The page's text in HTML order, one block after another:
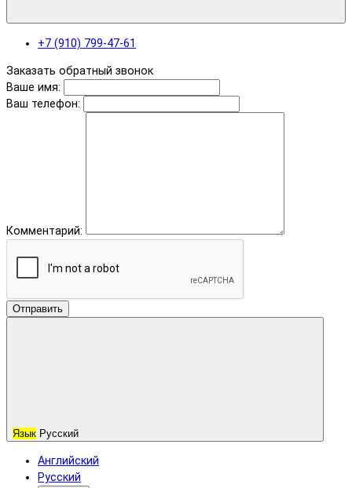
+7 (910) 799-47-61
Заказать обратный звонок
Ваше имя:
Ваш телефон:
Комментарий:
Отправить
Язык Русский
Английский
Русский